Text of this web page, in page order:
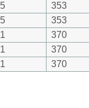
353
353
370
370
370